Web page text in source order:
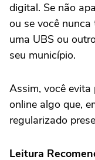
digital. Se não
ou se você
uma UBS ou
seu município.
Assim, você evita
online algo que,
regularizado
Leitura